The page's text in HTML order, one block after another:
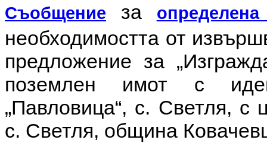
Съобщение за
необходимостта от
предложение за
поземлен имот с
„Павловица“, с. Светля, с
с. Светля, община